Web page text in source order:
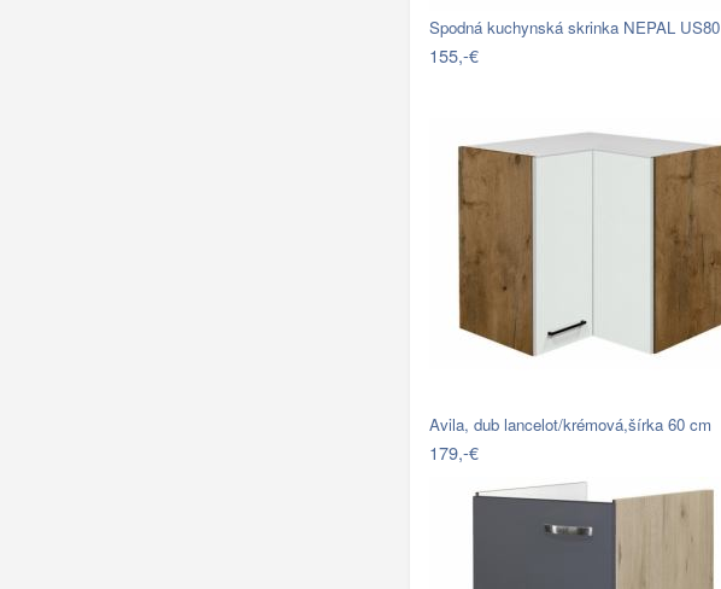
Spodná kuchynská skrinka NEPAL US80
155,-€
Avila, dub lancelot/krémová,šírka 60 cm
179,-€